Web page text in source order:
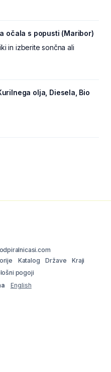
očala s popusti (Maribor)
in izberite sončna ali
olja, Diesela, Bio
odpiralnicasi.com
Katalog Države
Kraji
pogoji
English